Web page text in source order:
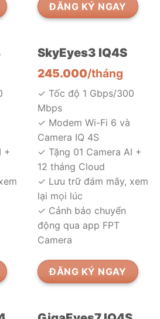
ĐĂNG KÝ NGAY
+
SkyEyes3 IQ4S
245.000/tháng
✓ Tốc độ 1 Gbps/300
Mbps
✓ Modem Wi-Fi 6 và
Camera IQ 4S
✓ Tặng 01 Camera AI +
12 tháng Cloud
✓ Lưu trữ đám mây, xem
lại mọi lúc
✓ Cảnh báo chuyển
động qua app FPT
Camera
ĐĂNG KÝ NGAY